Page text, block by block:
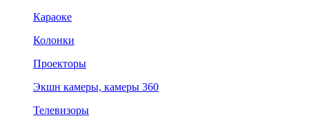
Караоке
Колонки
Проекторы
Экшн камеры, камеры 360
Телевизоры